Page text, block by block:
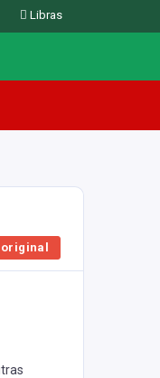
Libras
original